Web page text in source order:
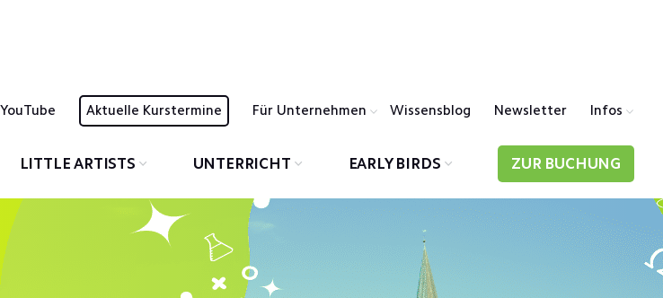
YouTube Aktuelle Kurstermine Für Unternehmen Wissensblog Newsletter Infos
LITTLE ARTISTS UNTERRICHT EARLY BIRDS ZUR BUCHUNG